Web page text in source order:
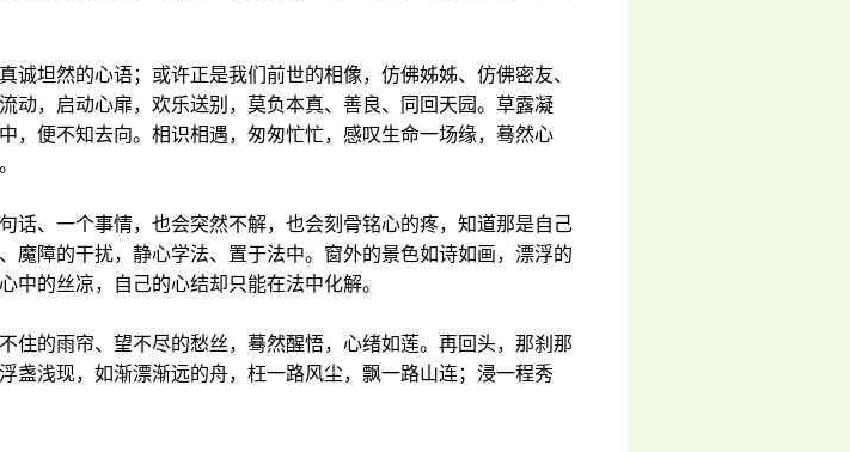
诚坦然的心语；或许正是我们前世的相像，仿佛姊姊、仿佛密友、
动，启动心扉，欢乐送别，莫负本真、善良、同回天园。草露凝
，便不知去向。相识相遇，匆匆忙忙，感叹生命一场缘，蓦然心
话、一个事情，也会突然不解，也会刻骨铭心的疼，知道那是自己
魔障的干扰，静心学法、置于法中。窗外的景色如诗如画，漂浮的
中的丝凉，自己的心结却只能在法中化解。
住的雨帘、望不尽的愁丝，蓦然醒悟，心绪如莲。再回头，那刹那
盏浅现，如渐漂渐远的舟，枉一路风尘，飘一路山连；浸一程秀